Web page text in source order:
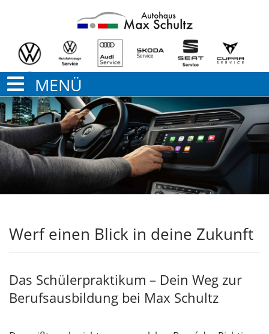
MENÜ
Werf einen Blick in deine Zukunft
Das Schülerpraktikum – Dein Weg zur
Berufsausbildung bei Max Schultz